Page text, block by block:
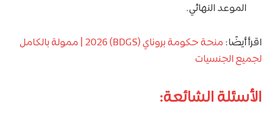
الموعد النهائي.
اقرأ أيضًا:
منحة حكومة بروناي (BDGS) 2026 | ممولة بالكامل
لجميع الجنسيات
الأسئلة الشائعة: